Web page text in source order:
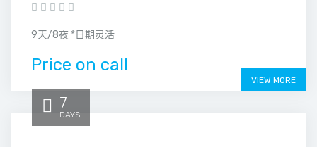
9天/8夜 *日期灵活
Price on call
VIEW MORE
7
DAYS